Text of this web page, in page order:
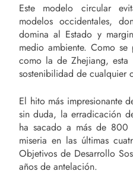
Este modelo circular
modelos occidentales,
domina al Estado y
medio ambiente. Como se
como la de Zhejiang,
sostenibilidad de cualquier
El hito más impresionante
sin duda, la erradicación
ha sacado a más de 800
miseria en las últimas
Objetivos de Desarrollo
años de antelación.